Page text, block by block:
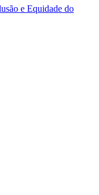
e Equidade do